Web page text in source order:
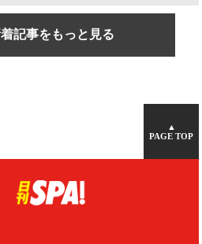
記事をもっと見る
▲
PAGE TOP